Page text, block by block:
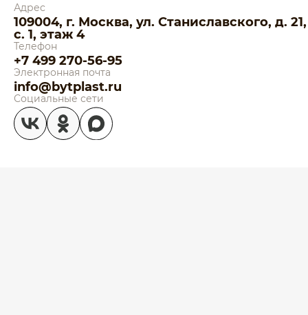
Адрес
109004, г. Москва, ул. Станиславского, д. 21,
с. 1, этаж 4
Телефон
+7 499 270-56-95
Электронная почта
info@bytplast.ru
Социальные сети